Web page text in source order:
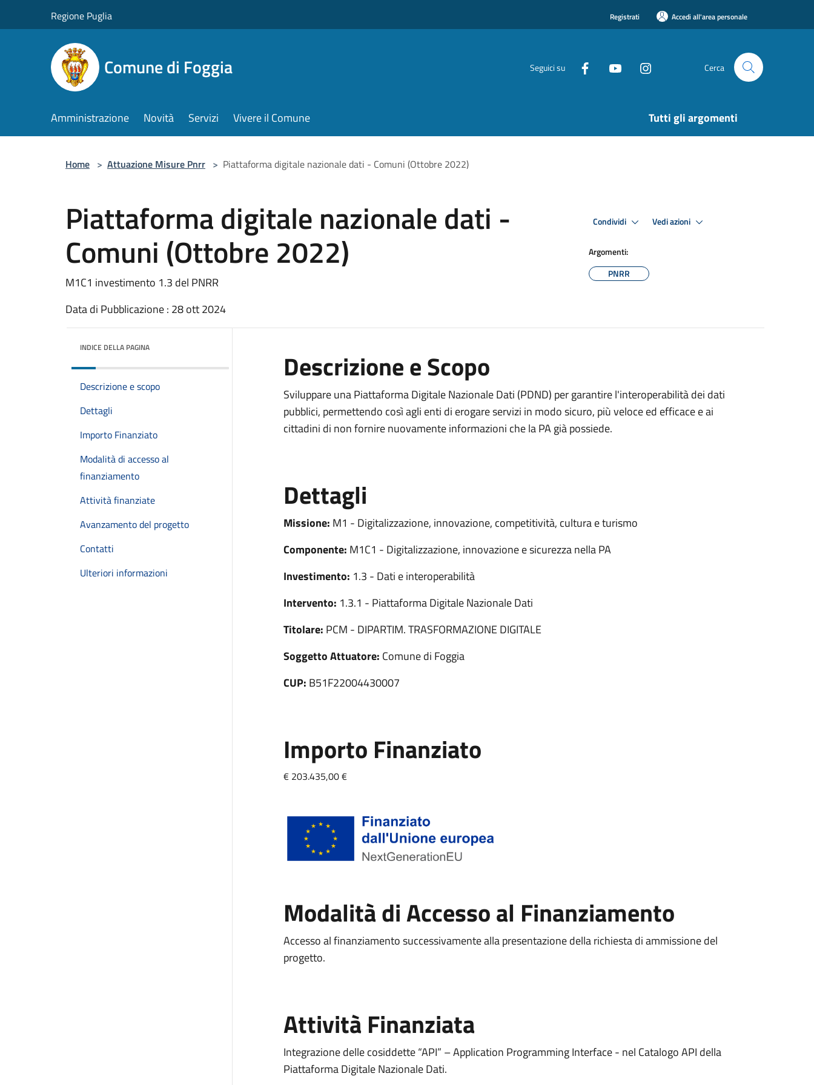
Regione Puglia Registrati Accedi all'area personale
Comune di Foggia Seguici su Cerca
Amministrazione Novità Servizi Vivere il Comune Tutti gli argomenti
Home > Attuazione Misure Pnrr > Piattaforma digitale nazionale dati - Comuni (Ottobre 2022)
Piattaforma digitale nazionale dati -
Comuni (Ottobre 2022)
M1C1 investimento 1.3 del PNRR
Data di Pubblicazione : 28 ott 2024
Condividi Vedi azioni
Argomenti:
PNRR
INDICE DELLA PAGINA
Descrizione e scopo
Dettagli
Importo Finanziato
Modalità di accesso al
finanziamento
Attività finanziate
Avanzamento del progetto
Contatti
Ulteriori informazioni
Descrizione e Scopo
Sviluppare una Piattaforma Digitale Nazionale Dati (PDND) per garantire l'interoperabilità dei dati
pubblici, permettendo così agli enti di erogare servizi in modo sicuro, più veloce ed efficace e ai
cittadini di non fornire nuovamente informazioni che la PA già possiede.
Dettagli
Missione: M1 - Digitalizzazione, innovazione, competitività, cultura e turismo
Componente: M1C1 - Digitalizzazione, innovazione e sicurezza nella PA
Investimento: 1.3 - Dati e interoperabilità
Intervento: 1.3.1 - Piattaforma Digitale Nazionale Dati
Titolare: PCM - DIPARTIM. TRASFORMAZIONE DIGITALE
Soggetto Attuatore: Comune di Foggia
CUP: B51F22004430007
Importo Finanziato
€ 203.435,00 €
Modalità di Accesso al Finanziamento
Accesso al finanziamento successivamente alla presentazione della richiesta di ammissione del
progetto.
Attività Finanziata
Integrazione delle cosiddette “API” – Application Programming Interface - nel Catalogo API della
Piattaforma Digitale Nazionale Dati.